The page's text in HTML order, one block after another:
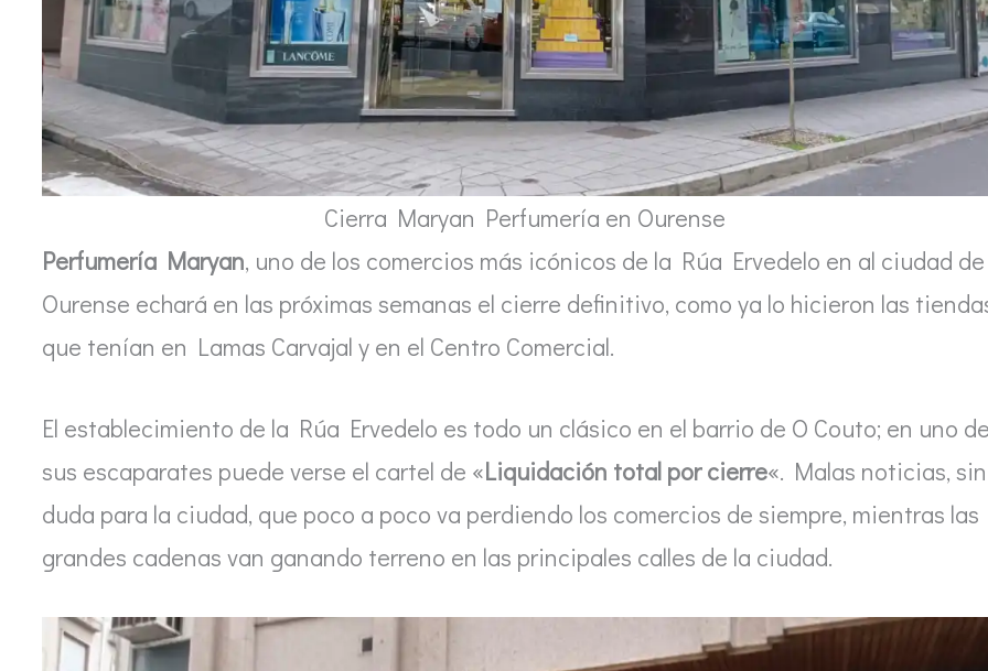
Cierra Maryan Perfumería en Ourense
Perfumería Maryan, uno de los comercios más icónicos de la Rúa Ervedelo en al ciudad de
Ourense echará en las próximas semanas el cierre definitivo, como ya lo hicieron las
que tenían en Lamas Carvajal y en el Centro Comercial.
El establecimiento de la Rúa Ervedelo es todo un clásico en el barrio de O Couto; en uno
sus escaparates puede verse el cartel de «Liquidación total por cierre«. Malas noticias, sin
duda para la ciudad, que poco a poco va perdiendo los comercios de siempre, mientras las
grandes cadenas van ganando terreno en las principales calles de la ciudad.